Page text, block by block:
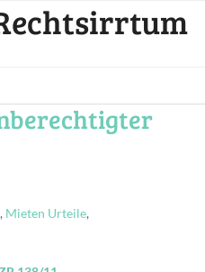
, Mieten Urteile,